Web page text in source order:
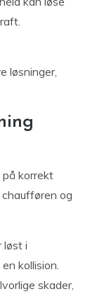
løsninger,
korrekt
og
løst i
kollision.
skader,